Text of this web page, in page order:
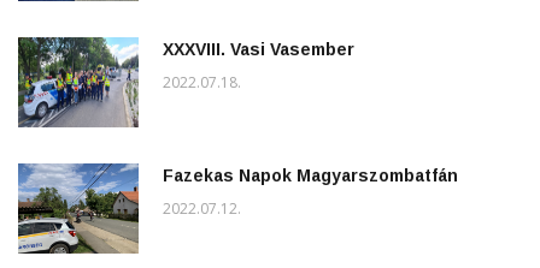
XXXVIII. Vasi Vasember
2022.07.18.
Fazekas Napok Magyarszombatfán
2022.07.12.